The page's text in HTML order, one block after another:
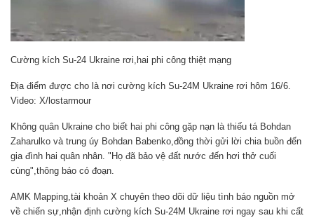
Cường kích Su-24 Ukraine rơi,hai phi công thiệt mạng
Địa điểm được cho là nơi cường kích Su-24M Ukraine rơi hôm 16/6.
Video: X/lostarmour
Không quân Ukraine cho biết hai phi công gặp nạn là thiếu tá Bohdan
Zaharulko và trung úy Bohdan Babenko,đồng thời gửi lời chia buồn đến
gia đình hai quân nhân. "Họ đã bảo vệ đất nước đến hơi thở cuối
cùng",thông báo có đoạn.
AMK Mapping,tài khoản X chuyên theo dõi dữ liệu tình báo nguồn mở
về chiến sự,nhận định cường kích Su-24M Ukraine rơi ngay sau khi cất